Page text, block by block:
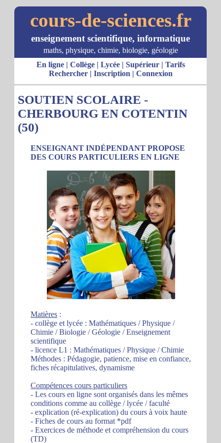
cours-de-sciences.fr
enseignement scientifique, informatique
maths, physique, chimie, biologie, géologie
En ligne| Collège| Lycée| Supérieur| Tarifs
Rechercher| Inscription | Connexion
SOUTIEN SCOLAIRE -
CHERBOURG EN COTENTIN
(50)
ENSEIGNANT INDÉPENDANT PROPOSE
DES COURS PARTICULIERS EN LIGNE
Matières :
- collège et lycée : Mathématiques / Physique /
Chimie / Biologie / Géologie / Enseignement
scientifique
- licence L1 : Mathématiques / Physique / Chimie
Méthodes : Pédagogie, patience, mise en confiance,
fiches récapitulatives, dynamisme
Compétences cours particuliers
- Les cours en ligne sont organisés dans les mêmes
conditions comme au collège / lycée / faculté
- explication (ré-explication) du cours à voix haute
- Fiches de cours au format *pdf
- Exercices de méthode et compréhension du cours
(TD)